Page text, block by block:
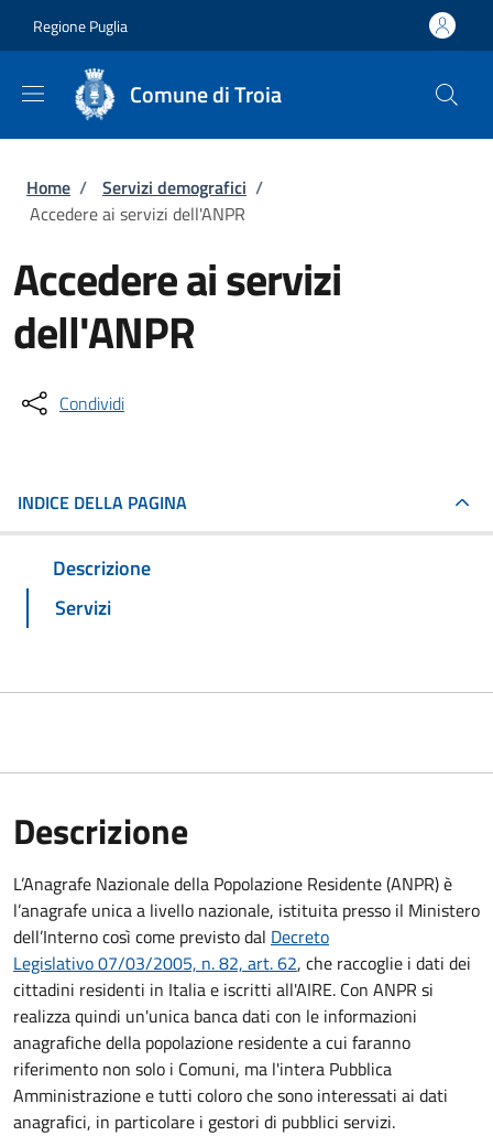
Regione Puglia
Comune di Troia
Briciole di pane
Home / Servizi demografici /
Accedere ai servizi dell'ANPR
Accedere ai servizi
dell'ANPR
Condividi
INDICE DELLA PAGINA
Descrizione
Servizi
Descrizione
L’Anagrafe Nazionale della Popolazione Residente (ANPR) è
l’anagrafe unica a livello nazionale, istituita presso il Ministero
dell’Interno così come previsto dal Decreto
Legislativo 07/03/2005, n. 82, art. 62, che raccoglie i dati dei
cittadini residenti in Italia e iscritti all'AIRE. Con ANPR si
realizza quindi un'unica banca dati con le informazioni
anagrafiche della popolazione residente a cui faranno
riferimento non solo i Comuni, ma l'intera Pubblica
Amministrazione e tutti coloro che sono interessati ai dati
anagrafici, in particolare i gestori di pubblici servizi.